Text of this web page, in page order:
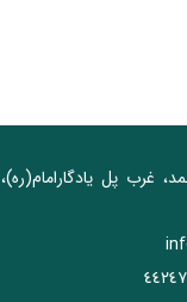
غرب پل يادگار‌امام(ره)‌،